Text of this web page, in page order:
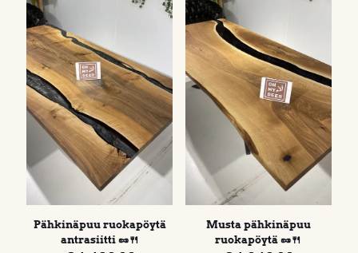
Pähkinäpuu ruokapöytä
antrasiitti 🥜🍴
Musta pähkinäpuu
ruokapöytä 🥜🍴